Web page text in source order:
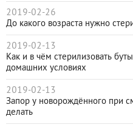
2019-02-26
До какого возраста нужно
2019-02-13
Как и в чём стерилизовать
домашних условиях
2019-02-13
Запор у новорождённого при
делать